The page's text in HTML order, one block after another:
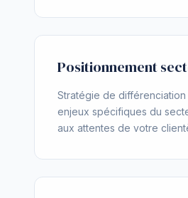
Positionnement
Stratégie de
enjeux spécifiques du
aux attentes de votre